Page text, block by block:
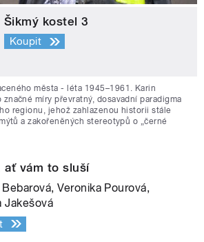
Šikmý kostel 3
Koupit
města - léta 1945–1961. Karin
míry převratný, dosavadní paradigma
regionu, jehož zahlazenou historii stále
a zakořeněných stereotypů o „černé
ať vám to sluší
Bebarová, Veronika Pourová,
Jakešová